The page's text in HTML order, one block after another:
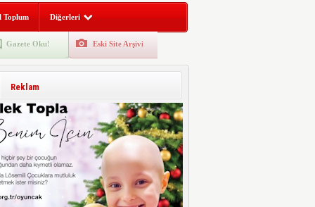
Toplum Diğerleri
Gazete Oku! Eski Site Arşivi
Reklam